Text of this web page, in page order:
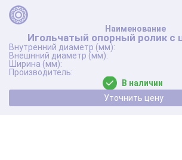
Игольчатый опорный ролик с
В наличии
Уточнить цену